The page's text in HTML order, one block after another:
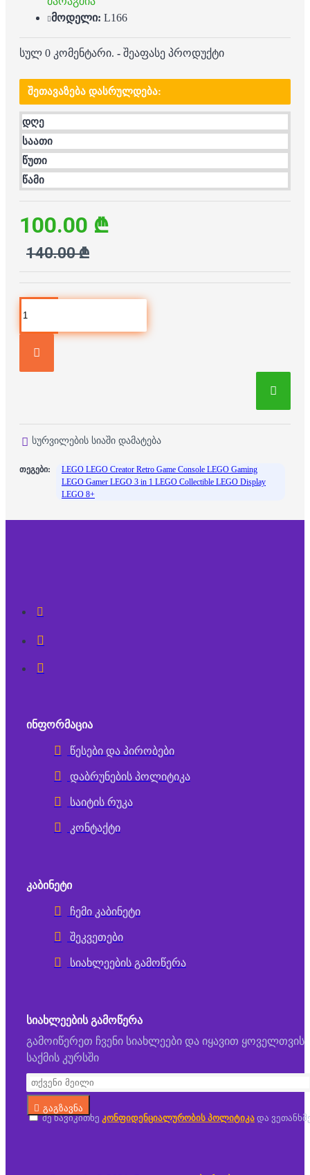
მოდელი: L166
სულ 0 კომენტარი. - შეაფასე პროდუქტი
ᲨᲔᲗᲐᲕᲐᲖᲔᲑᲐ ᲓᲐᲡᲠᲣᲚᲓᲔᲑᲐ:
დღე
საათი
წუთი
წამი
100.00 ₾
140.00 ₾
სურვილების სიაში დამატება
თეგები:
LEGO LEGO Creator Retro Game Console LEGO Gaming
LEGO Gamer LEGO 3 in 1 LEGO Collectible LEGO Display
LEGO 8+
ᲘᲜᲤᲝᲠᲛᲐᲪᲘᲐ
წესები და პირობები
დაბრუნების პოლიტიკა
საიტის რუკა
კონტაქტი
ᲙᲐᲑᲘᲜᲔᲢᲘ
ჩემი კაბინეტი
შეკვეთები
სიახლეების გამოწერა
ᲡᲘᲐᲮᲚᲔᲔᲑᲘᲡ ᲒᲐᲛᲝᲬᲔᲠᲐ
გამოიწერეთ ჩვენი სიახლეები და იყავით ყოველთვის
საქმის კურსში
გაგზავნა
მე წავიკითხე კონფიდენციალურობის პოლიტიკა და